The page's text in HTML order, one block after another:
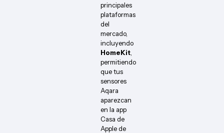
principales
plataformas
del
mercado,
incluyendo
HomeKit,
permitiendo
que tus
sensores
Aqara
aparezcan
en la app
Casa de
Apple de